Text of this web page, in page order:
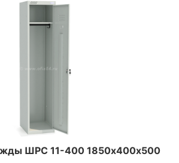
ШРС 11-400 1850х400х500